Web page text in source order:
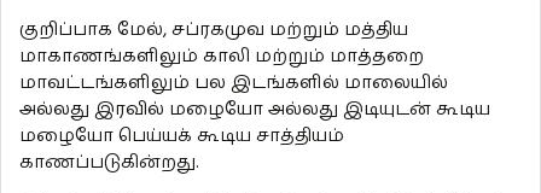
குறிப்பாக மேல், சப்ரகமுவ மற்றும் மத்திய
மாகாணங்களிலும் காலி மற்றும் மாத்தறை
மாவட்டங்களிலும் பல இடங்களில் மாலையில்
அல்லது இரவில் மழையோ அல்லது இடியுடன் கூடிய
மழையோ பெய்யக் கூடிய சாத்தியம்
காணப்படுகின்றது.